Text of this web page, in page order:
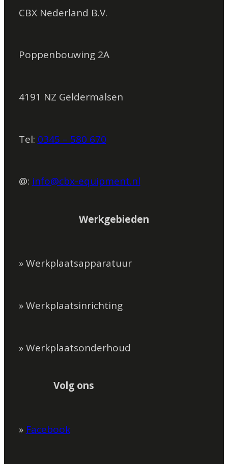
CBX Nederland B.V.
Poppenbouwing 2A
4191 NZ Geldermalsen
Tel: 0345 – 580 670
@: info@cbx-equipment.nl
Werkgebieden
» Werkplaatsapparatuur
» Werkplaatsinrichting
» Werkplaatsonderhoud
Volg ons
» Facebook